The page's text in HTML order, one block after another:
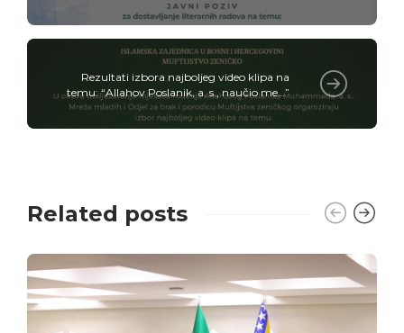
Rezultati izbora najboljeg video klipa na
temu: “Allahov Poslanik, a. s., naučio me…”
Related posts